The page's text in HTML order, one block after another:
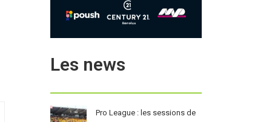
Les news
Pro League : les sessions de